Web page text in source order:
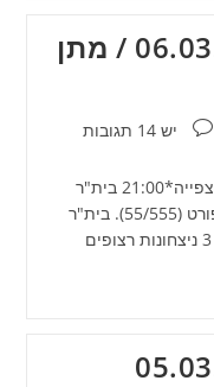
אירועי דיומא – 06.03.2017 / מתן
תגובות:
יש 14 תגובות
כדורגל: ליגת העל – מחזור 25 *המלצת צפייה*21:00 בית"ר
ירושלים–מכבי חיפה – שידור בערוץ הספורט (55/555). בית"ר
ירושלים בכושר פשוט נפלא. היא סופרת 3 ניצחונות רצופים